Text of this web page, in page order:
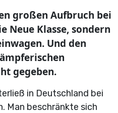
großen Aufbruch bei
Neue Klasse, sondern
Und den
gegeben.
in Deutschland bei
Man beschränkte sich